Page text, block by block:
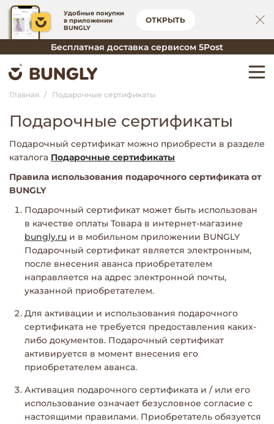
Удобные покупки
в приложении
BUNGLY
ОТКРЫТЬ
Бесплатная доставка сервисом 5Post
Главная Подарочные сертификаты
Подарочные сертификаты
Подарочный сертификат можно приобрести в разделе
каталога Подарочные сертификаты
Правила использования подарочного сертификата от
BUNGLY
Подарочный сертификат может быть использован
в качестве оплаты Товара в интернет-магазине
bungly.ru и в мобильном приложении BUNGLY
Подарочный сертификат является электронным,
после внесения аванса приобретателем
направляется на адрес электронной почты,
указанной приобретателем.
Для активации и использования подарочного
сертификата не требуется предоставления каких-
либо документов. Подарочный сертификат
активируется в момент внесения его
приобретателем аванса.
Активация подарочного сертификата и / или его
использование означает безусловное согласие с
настоящими правилами. Приобретатель обязуется